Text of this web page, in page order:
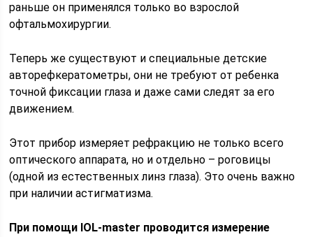
раньше он применялся только во взрослой
офтальмохирургии.
Теперь же существуют и специальные детские
авторефкератометры, они не требуют от ребенка
точной фиксации глаза и даже сами следят за его
движением.
Этот прибор измеряет рефракцию не только всего
оптического аппарата, но и отдельно – роговицы
(одной из естественных линз глаза). Это очень важно
при наличии астигматизма.
При помощи IOL-master проводится измерение